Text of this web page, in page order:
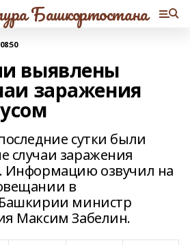
Башкортостана
выявлены
заражения
сутки были
случаи заражения
Информацию озвучил на
в
министр
Максим Забелин.